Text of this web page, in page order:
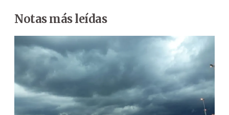
Notas más leídas